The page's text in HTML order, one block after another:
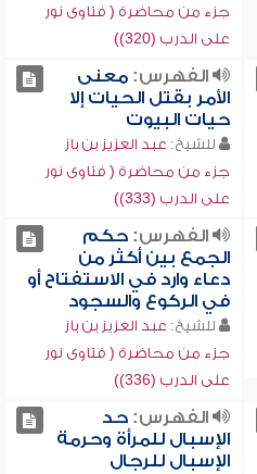
جزء من محاضرة ( فتاوى نور
على الدرب (320))
الفهرس:معنى
الأمر بقتل الحيات إلا
حيات البيوت
للشيخ: عبد العزيز بن باز
جزء من محاضرة ( فتاوى نور
على الدرب (333))
الفهرس:حكم
الجمع بين أكثر من
دعاء وارد في الاستفتاح أو
في الركوع والسجود
للشيخ: عبد العزيز بن باز
جزء من محاضرة ( فتاوى نور
على الدرب (336))
الفهرس:حد
الإسبال للمرأة وحرمة
الإسبال للرجال